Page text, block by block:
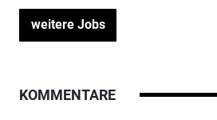
weitere Jobs
KOMMENTARE